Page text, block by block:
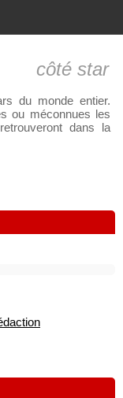
côté star
du monde entier.
ou méconnues les
dans la